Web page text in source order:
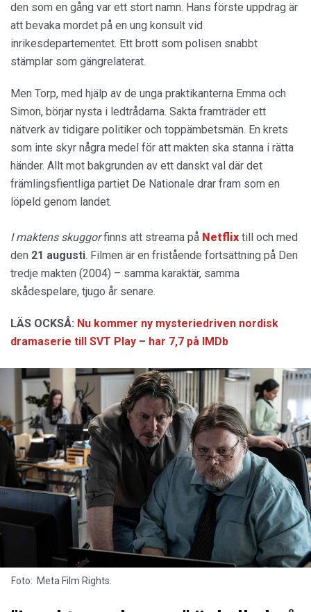
den som en gång var ett stort namn. Hans förste uppdrag är
att bevaka mordet på en ung konsult vid
inrikesdepartementet. Ett brott som polisen snabbt
stämplar som gängrelaterat.
Men Torp, med hjälp av de unga praktikanterna Emma och
Simon, börjar nysta i ledtrådarna. Sakta framträder ett
nätverk av tidigare politiker och toppämbetsmän. En krets
som inte skyr några medel för att makten ska stanna i rätta
händer. Allt mot bakgrunden av ett danskt val där det
främlingsfientliga partiet De Nationale drar fram som en
löpeld genom landet.
I maktens skuggorfinns att streama på Netflix till och med
den 21 augusti. Filmen är en fristående fortsättning på Den
tredje makten (2004) – samma karaktär, samma
skådespelare, tjugo år senare.
LÄS OCKSÅ: Nu kommer ny mysteriedriven nordisk
dramaserie till SVT Play – har 7,7 på IMDb
Foto: Meta Film Rights.